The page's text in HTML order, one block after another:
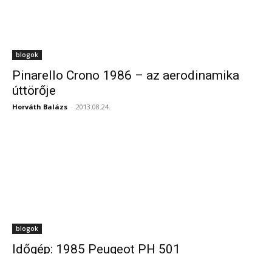
blogok
Pinarello Crono 1986 – az aerodinamika
úttörője
Horváth Balázs - 2013.08.24.
blogok
Időgép: 1985 Peugeot PH 501